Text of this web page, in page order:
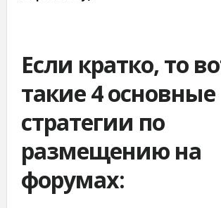
Если кратко, то
такие 4 основные
стратегии по
размещению на
форумах: